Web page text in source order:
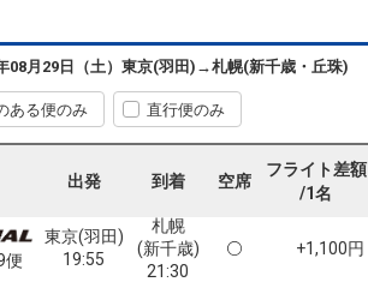
08月29日（土） 東京(羽田) →札幌(新千歳・丘珠)
ある便のみ 直行便のみ
出発 到着 空席
フライト差額
/1名
便
17:30
便
東京(羽田)
18:40
札幌
(新千歳)
+1,100円
クラスJを利用する +3,700円
便
東京(羽田)
19:55
札幌
(新千歳)
21:30
+1,100円